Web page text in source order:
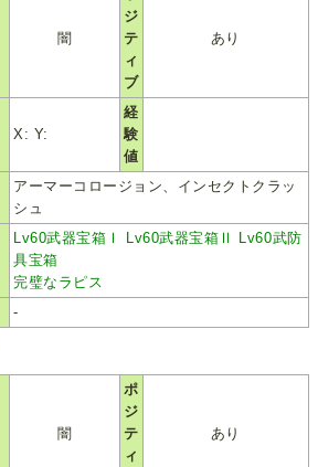
闇
ジ
テ
ィ
ブ
あり
X: Y:
経
験
値
アーマーコロージョン、インセクトクラッ
シュ
Lv60武器宝箱Ⅰ Lv60武器宝箱Ⅱ
Lv60武防
具宝箱
完璧なラピス
-
闇
ポ
ジ
テ
ィ
あり